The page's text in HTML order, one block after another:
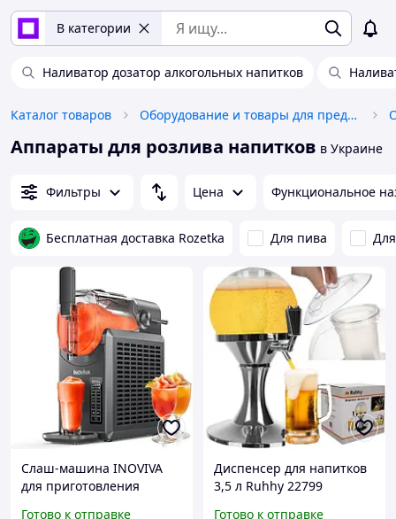
В категории
Наливатор дозатор алкогольных напитков
Каталог товаров Оборудование и товары для предоставления услуг
Аппараты для розлива напитков в Украине
Фильтры Цена Функциональное
Бесплатная доставка Rozetka Для пива
Слаш-машина INOVIVA
для приготовления
Готово к отправке
Диспенсер для напитков
3,5 л Ruhhy 22799
Готово к отправке